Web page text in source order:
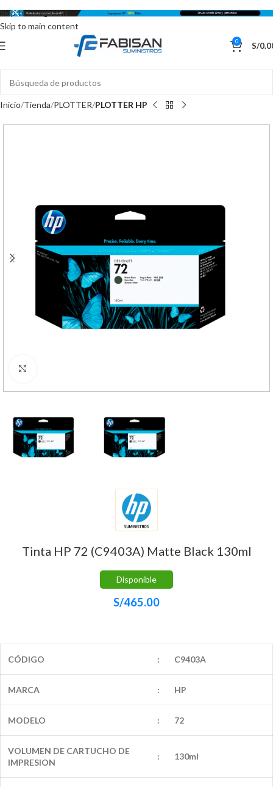
Skip to navigation
Skip to main content
0 S/
Inicio Tienda PLOTTER PLOTTER HP
Tinta HP 72 (C9403A) Matte Black 130ml
Disponible
S/465.00
CÓDIGO : C9403A
MARCA : HP
MODELO : 72
VOLUMEN DE CARTUCHO DE
IMPRESION
: 130ml